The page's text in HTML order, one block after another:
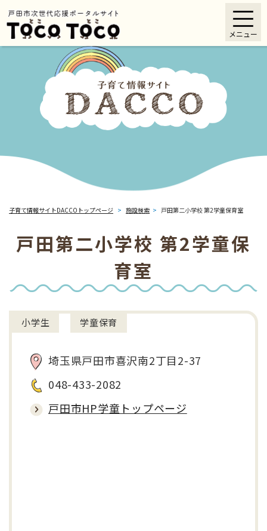
ー
メニューを飛ばして本文へ
メニュー
子育て情報サイトDACCOトップページ > 施設検索 > 戸田第二小学校 第2学童保育室
本
文戸田第二小学校 第2学童保
育室
小学生 学童保育
埼玉県戸田市喜沢南2丁目2-37
048-433-2082
戸田市HP学童トップページ